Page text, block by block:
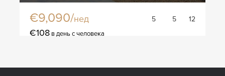
€9,090/нед 5 5 12
€108 в день с человека